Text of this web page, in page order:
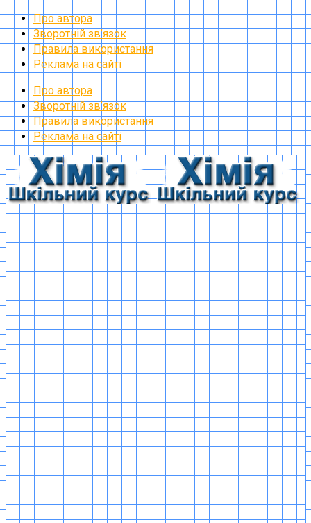
Про автора
Зворотній зв’язок
Правила використання
Реклама на сайті
Про автора
Зворотній зв’язок
Правила використання
Реклама на сайті